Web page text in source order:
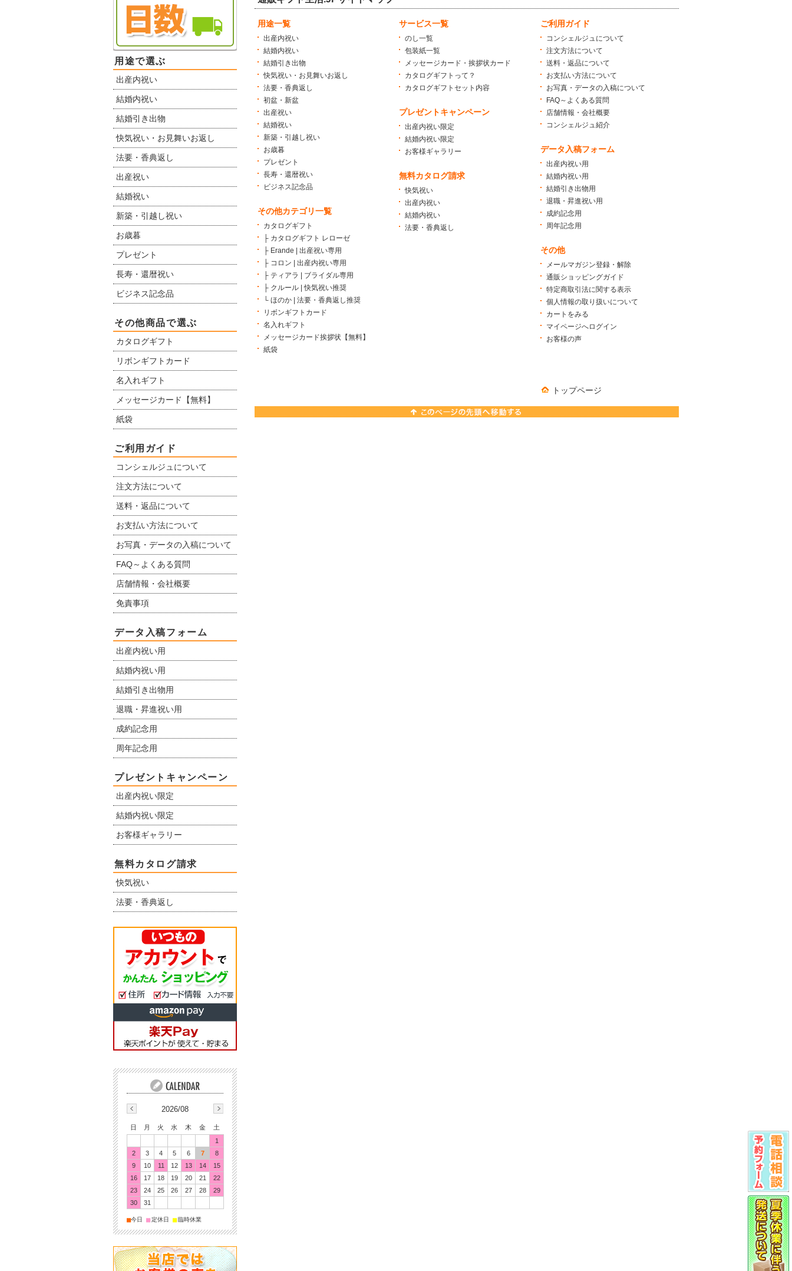
用途一覧
出産内祝い
結婚内祝い
結婚引き出物
快気祝い・お見舞いお返し
法要・香典返し
初盆・新盆
出産祝い
結婚祝い
新築・引越し祝い
お歳暮
プレゼント
長寿・還暦祝い
ビジネス記念品
その他カテゴリ一覧
カタログギフト
├ カタログギフト レローゼ
├ Erande | 出産祝い専用
├ コロン | 出産内祝い専用
├ ティアラ | ブライダル専用
├ クルール | 快気祝い推奨
└ ほのか | 法要・香典返し推奨
リボンギフトカード
名入れギフト
メッセージカード挨拶状【無料】
紙袋
サービス一覧
のし一覧
包装紙一覧
メッセージカード・挨拶状カード
カタログギフトって？
カタログギフトセット内容
プレゼントキャンペーン
出産内祝い限定
結婚内祝い限定
お客様ギャラリー
無料カタログ請求
快気祝い
出産内祝い
結婚内祝い
法要・香典返し
ご利用ガイド
コンシェルジュについて
注文方法について
送料・返品について
お支払い方法について
お写真・データの入稿について
FAQ～よくある質問
店舗情報・会社概要
コンシェルジュ紹介
データ入稿フォーム
出産内祝い用
結婚内祝い用
結婚引き出物用
退職・昇進祝い用
成約記念用
周年記念用
その他
メールマガジン登録・解除
通販ショッピングガイド
特定商取引法に関する表示
個人情報の取り扱いについて
カートをみる
マイページへログイン
お客様の声
トップページ
用途で選ぶ
出産内祝い
結婚内祝い
結婚引き出物
快気祝い・お見舞いお返し
法要・香典返し
出産祝い
結婚祝い
新築・引越し祝い
お歳暮
プレゼント
長寿・還暦祝い
ビジネス記念品
その他商品で選ぶ
カタログギフト
リボンギフトカード
名入れギフト
メッセージカード【無料】
紙袋
ご利用ガイド
コンシェルジュについて
注文方法について
送料・返品について
お支払い方法について
お写真・データの入稿について
FAQ～よくある質問
店舗情報・会社概要
免責事項
データ入稿フォーム
出産内祝い用
結婚内祝い用
結婚引き出物用
退職・昇進祝い用
成約記念用
周年記念用
プレゼントキャンペーン
出産内祝い限定
結婚内祝い限定
お客様ギャラリー
無料カタログ請求
快気祝い
法要・香典返し
2026/08
日 月 火 水 木 金
土
1
2
3 4 5 6 7
8
9
10 11 12 13 14
15
16
17 18 19 20 21
22
23
24 25 26 27 28
29
30
31
■今日 ■定休日 ■臨時休業